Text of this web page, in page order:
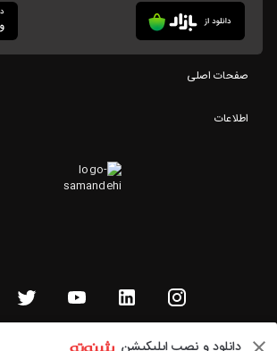
صفحات اصلی
اطلاعات
تمامی حقوق این وبسایت متعلق به